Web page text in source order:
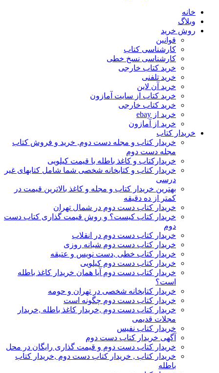
خانه
وبلاگ
روش خرید
قوانین
کارشناسی کتاب
کارشناسی نسخ خطی
خرید کتاب خارجی
خرید تلفنی
خرید آن لاین
خرید کتاب از سایت آمازون
خرید کتاب خارجی
خرید از ebay
خرید از آمازون
خریدار کتاب
خریدار کتاب و مجله دست دوم, خرید و فروش کتاب
مجله دست دوم
خریدارکتاب و کاغذ باطله با قیمت کیلویی
خریدار کتاب و کتابخانه شخصی شما شامل کتابهای غیر
درسی
بهترین خریدار کتاب و مجله و کاغذ بالاترین قیمت در
کمتر از ده دقیقه
خریدار کتاب دست دوم در شمال تهران
خریدار کتاب کیست؟ و روش قیمت گذاری کتاب دست
دوم
خریدار کتاب دست دوم در انقلاب
خریدار کتاب دست دوم شبانه روزی
خریدار کتاب خطی ,دست نویس و عتیقه
خریدار کتاب دست دوم کیلویی
خریدار کتاب دست دوم آیا همان خریدار کاغذ باطله
است؟
خریدار کتابخانه شخصی در تهران و حومه
خریدار کتاب دست دوم چگونه است
خریدار کتاب دست دوم ,خریدار کاغذ باطله ,خریدار
مجلات قدیمی
خریدار کتاب نفیس
آگهی خریدار کتاب دست دوم
خریدار کتاب دست دوم و قیمت گذاری رایگان در محل
خریدار کتاب , خریدار کتاب دست دوم ,خریدار کتاب
باطله